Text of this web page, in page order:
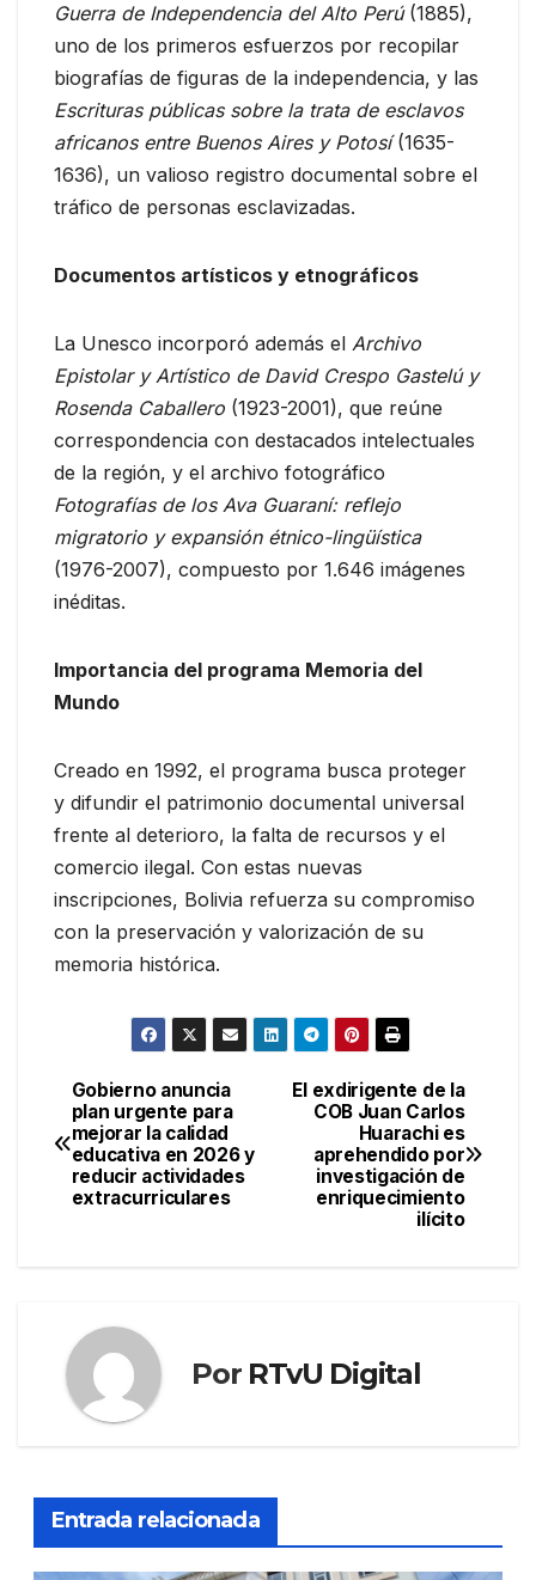
Guerra de Independencia del Alto Perú(1885),
uno de los primeros esfuerzos por recopilar
biografías de figuras de la independencia, y las
Escrituras públicas sobre la trata de esclavos
africanos entre Buenos Aires y Potosí(1635-
1636), un valioso registro documental sobre el
tráfico de personas esclavizadas.
Documentos artísticos y etnográficos
La Unesco incorporó además el Archivo
Epistolar y Artístico de David Crespo Gastelú y
Rosenda Caballero (1923-2001), que reúne
correspondencia con destacados intelectuales
de la región, y el archivo fotográfico
Fotografías de los Ava Guaraní: reflejo
migratorio y expansión étnico-lingüística
(1976-2007), compuesto por 1.646 imágenes
inéditas.
Importancia del programa Memoria del
Mundo
Creado en 1992, el programa busca proteger
y difundir el patrimonio documental universal
frente al deterioro, la falta de recursos y el
comercio ilegal. Con estas nuevas
inscripciones, Bolivia refuerza su compromiso
con la preservación y valorización de su
memoria histórica.
Navegación
de
entradas
El exdirigente de la
COB Juan Carlos
Huarachi es
aprehendido por
investigación de
enriquecimiento
ilícito
Gobierno anuncia
plan urgente para
mejorar la calidad
educativa en 2026 y
reducir actividades
extracurriculares
Por RTvU Digital
Entrada relacionada